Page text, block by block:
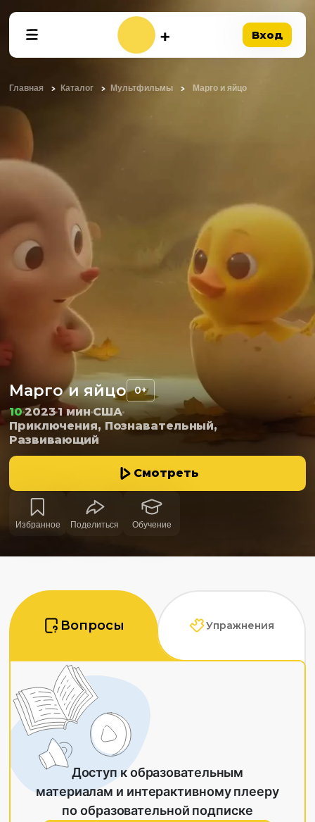
Вход
Главная Каталог Мультфильмы Марго и яйцо
Марго и яйцо 0+
1020231 мин США
Приключения, Познавательный,
Развивающий
Смотреть
Избранное Поделиться Обучение
Вопросы Упражнения
Доступ к образовательным
материалам и интерактивному плееру
по образовательной подписке